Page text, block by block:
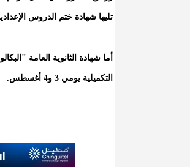
تليها شهادة ختم الدروس الإعدادية "بريفه"
التكميلية يومي 3 و4 أغسطس.